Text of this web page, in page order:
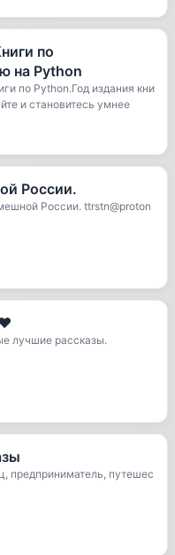
по
на Python
по Python.Год издания кни
и становитесь умнее
России.
России. ttrstn@proton
лучшие рассказы.
предприниматель, путешес